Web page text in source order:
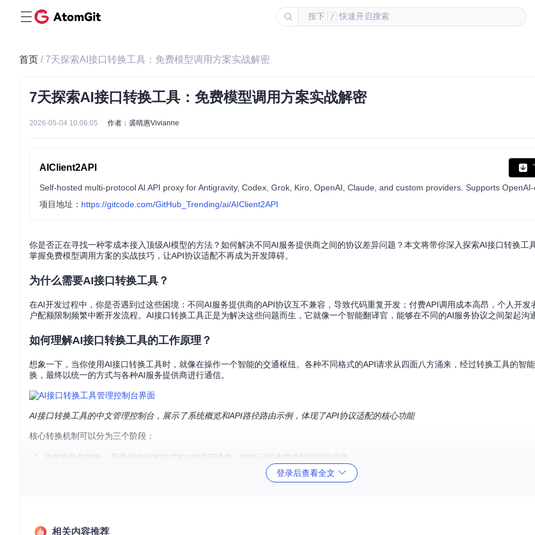
按下 / 快速开启搜索
首页 / 7天探索AI接口转换工具：免费模型调用方案实战解密
7天探索AI接口转换工具：免费模型调用方案实战解密
2026-05-04 10:06:05 作者：裘晴惠Vivianne
AIClient2API
项目地址： https://gitcode.com/GitHub_Trending/ai/AIClient2API
你是否正在寻找一种零成本接入顶级AI模型的方法？如何解决不同AI服务提供商之间的协议差异问题？本文将带你深入探索AI接口转换工
掌握免费模型调用方案的实战技巧，让API协议适配不再成为开发障碍。
为什么需要AI接口转换工具？
在AI开发过程中，你是否遇到过这些困境：不同AI服务提供商的API协议互不兼容，导致代码重复开发；付费API调用成本高昂，个人开发
户配额限制频繁中断开发流程。AI接口转换工具正是为解决这些问题而生，它就像一个智能翻译官，能够在不同的AI服务协议之间架起沟
如何理解AI接口转换工具的工作原理？
想象一下，当你使用AI接口转换工具时，就像在操作一个智能的交通枢纽。各种不同格式的API请求从四面八方涌来，经过转换工具的智
换，最终以统一的方式与各种AI服务提供商进行通信。
AI接口转换工具的中文管理控制台，展示了系统概览和API路径路由示例，体现了API协议适配的核心功能
核心转换机制可以分为三个阶段：
请求接收与解析：系统接收标准格式的API调用请求，智能识别请求类型和目标服务。
协议转换与适配：根据目标服务的要求，转换请求格式、参数和认证方式。
响应处理与返回：将目标服务的响应转换为统一格式，返回给调用方。
环境准备
登录后查看全文
相关内容推荐